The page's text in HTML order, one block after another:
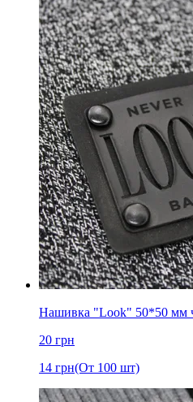
Нашивка "Look" 50*50 мм
20 грн
14 грн(От 100 шт)